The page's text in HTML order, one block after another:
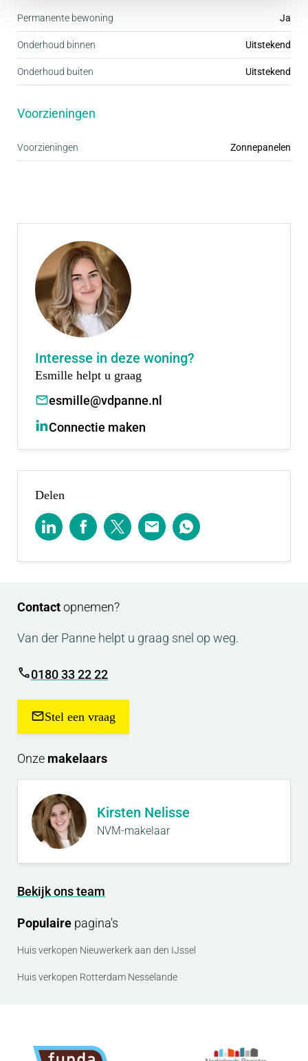
Permanente bewoning Ja
Onderhoud binnen Uitstekend
Onderhoud buiten Uitstekend
Voorzieningen
Voorzieningen Zonnepanelen
Interesse in deze woning?
Esmille helpt u graag
esmille@vdpanne.nl
Connectie maken
Delen
Contactopnemen?
Van der Panne helpt u graag snel op weg.
0180 33 22 22
Stel een vraag
Onze makelaars
Kirsten Nelisse
NVM-makelaar
Bekijk ons team
Populaire pagina's
Huis verkopen Nieuwerkerk aan den IJssel
Huis verkopen Rotterdam Nesselande